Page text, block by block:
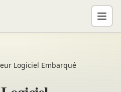
Logiciel Embarqué